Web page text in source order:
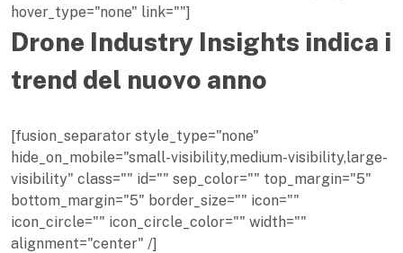
hover_type="none" link=""]
Drone Industry Insights indica i
trend del nuovo anno
[fusion_separator style_type="none"
hide_on_mobile="small-visibility,medium-visibility,large-
visibility" class="" id="" sep_color="" top_margin="5"
bottom_margin="5" border_size="" icon=""
icon_circle="" icon_circle_color="" width=""
alignment="center" /]